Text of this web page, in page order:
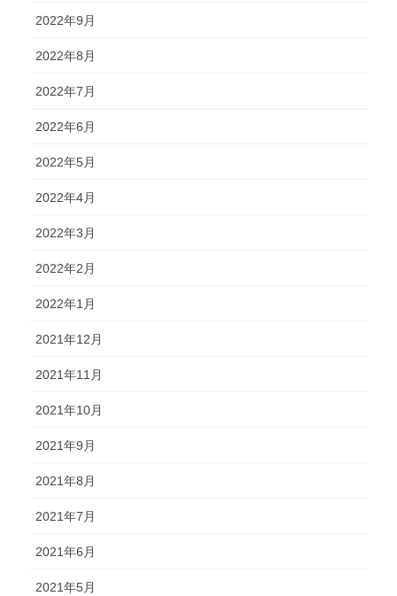
2022年9月
2022年8月
2022年7月
2022年6月
2022年5月
2022年4月
2022年3月
2022年2月
2022年1月
2021年12月
2021年11月
2021年10月
2021年9月
2021年8月
2021年7月
2021年6月
2021年5月